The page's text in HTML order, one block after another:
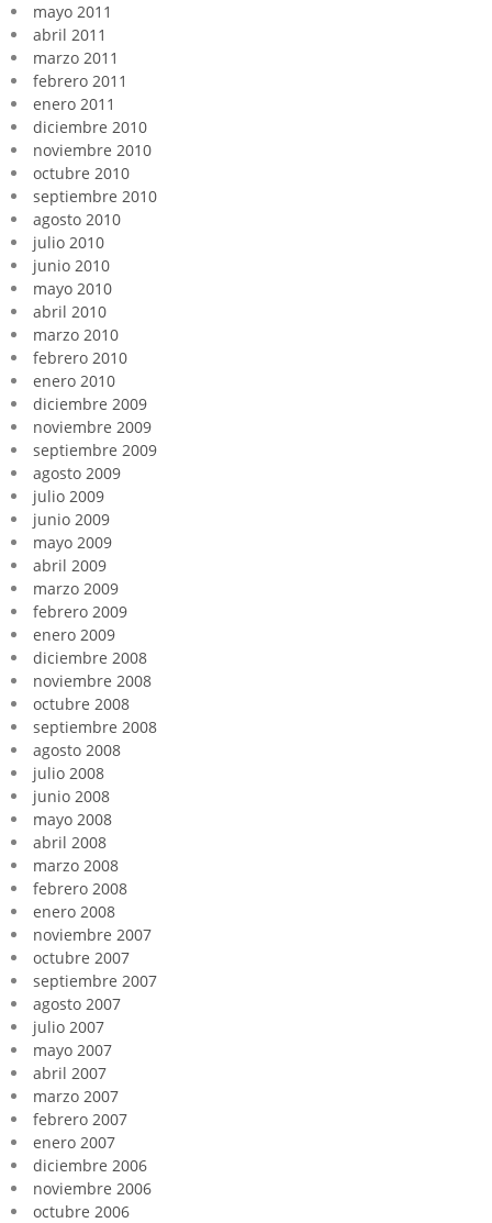
mayo 2011
abril 2011
marzo 2011
febrero 2011
enero 2011
diciembre 2010
noviembre 2010
octubre 2010
septiembre 2010
agosto 2010
julio 2010
junio 2010
mayo 2010
abril 2010
marzo 2010
febrero 2010
enero 2010
diciembre 2009
noviembre 2009
septiembre 2009
agosto 2009
julio 2009
junio 2009
mayo 2009
abril 2009
marzo 2009
febrero 2009
enero 2009
diciembre 2008
noviembre 2008
octubre 2008
septiembre 2008
agosto 2008
julio 2008
junio 2008
mayo 2008
abril 2008
marzo 2008
febrero 2008
enero 2008
noviembre 2007
octubre 2007
septiembre 2007
agosto 2007
julio 2007
mayo 2007
abril 2007
marzo 2007
febrero 2007
enero 2007
diciembre 2006
noviembre 2006
octubre 2006